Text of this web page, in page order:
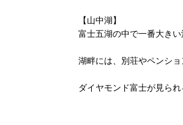
【山中湖】
富士五湖の中で一番大きい
湖畔には、別荘やペンシ
ダイヤモンド富士が見ら